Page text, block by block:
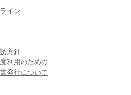
イン
方針
利用のための
発行について